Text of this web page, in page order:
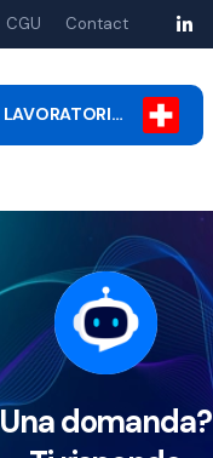
CGU Contact
LAVORATORI…
Una domanda?